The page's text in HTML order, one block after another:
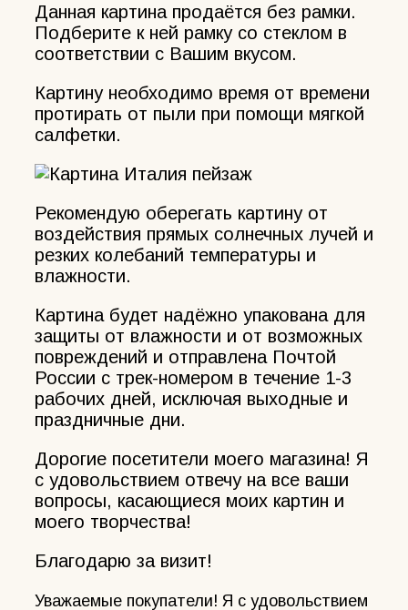
Данная картина продаётся без рамки.
Подберите к ней рамку со стеклом в
соответствии с Вашим вкусом.
Картину необходимо время от времени
протирать от пыли при помощи мягкой
салфетки.
Рекомендую оберегать картину от
воздействия прямых солнечных лучей и
резких колебаний температуры и
влажности.
Картина будет надёжно упакована для
защиты от влажности и от возможных
повреждений и отправлена Почтой
России с трек-номером в течение 1-3
рабочих дней, исключая выходные и
праздничные дни.
Дорогие посетители моего магазина! Я
с удовольствием отвечу на все ваши
вопросы, касающиеся моих картин и
моего творчества!
Благодарю за визит!
Уважаемые покупатели! Я с удовольствием